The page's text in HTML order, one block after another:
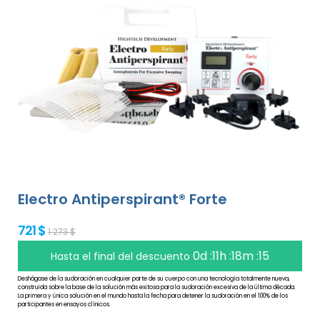
Electro Antiperspirant® Forte
721 $ 1 273 $
Hasta el final del descuento 0d :11h :18m :14
Deshágase de la sudoración en cualquier parte de su cuerpo con una tecnología totalmente nueva,
construida sobre la base de la solución más exitosa para la sudoración excesiva de la última década.
La primera y única solución en el mundo hasta la fecha para detener la sudoración en el 100% de los
participantes en ensayos clínicos.